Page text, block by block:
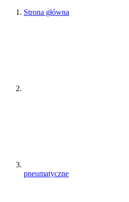
Strona główna
pneumatyczne